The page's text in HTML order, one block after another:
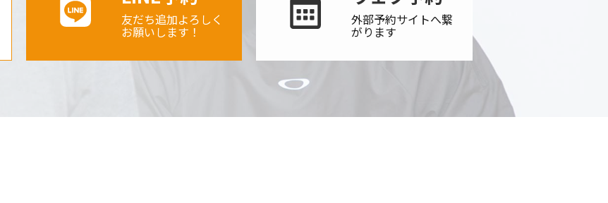
友だち追加よろしく
お願いします！
外部予約サイトへ繋
がります